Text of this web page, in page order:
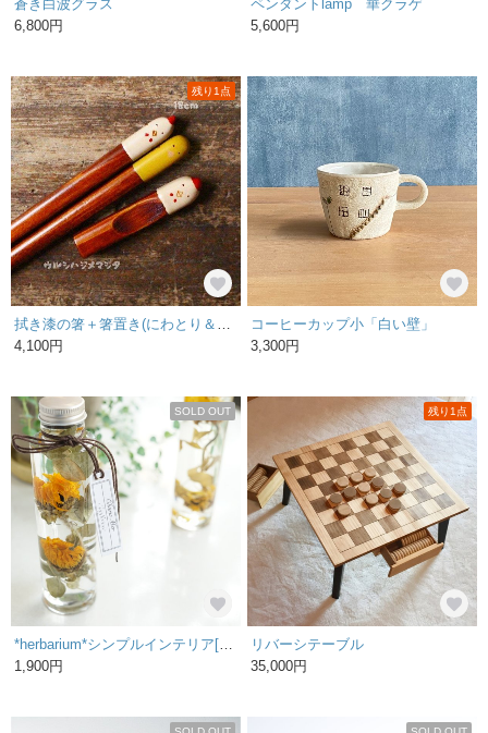
蒼き白波グラス
6,800円
ペンダントlamp 華クラゲ
5,600円
残り1点
4,100円
コーヒーカップ小「白い壁」
3,300円
SOLD OUT
1,900円
残り1点
リバーシテーブル
35,000円